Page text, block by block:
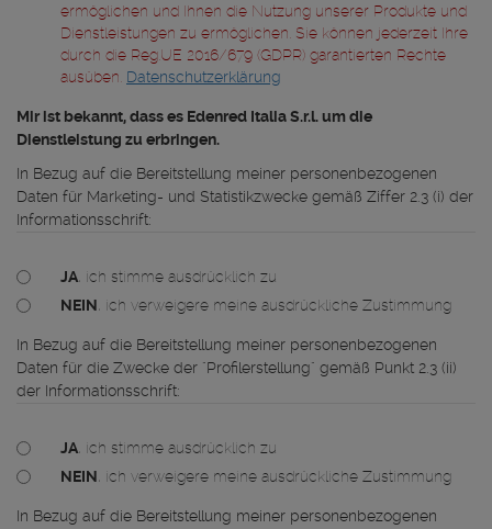
E
_
O
N
S
N
I
ermöglichen und Ihnen die Nutzung unserer Produkte und
Dienstleistungen zu ermöglichen. Sie können jederzeit Ihre
durch die Reg.UE 2016/679 (GDPR) garantierten Rechte
ausüben. Datenschutzerklärung
Mir ist bekannt, dass es Edenred Italia S.r.l. um die
Dienstleistung zu erbringen.
In Bezug auf die Bereitstellung meiner personenbezogenen
Daten für Marketing- und Statistikzwecke gemäß Ziffer 2.3 (i) der
Informationsschrift:
JA, ich stimme ausdrücklich zu
NEIN, ich verweigere meine ausdrückliche Zustimmung
In Bezug auf die Bereitstellung meiner personenbezogenen
Daten für die Zwecke der "Profilerstellung" gemäß Punkt 2.3 (ii)
der Informationsschrift:
JA, ich stimme ausdrücklich zu
NEIN, ich verweigere meine ausdrückliche Zustimmung
In Bezug auf die Bereitstellung meiner personenbezogenen